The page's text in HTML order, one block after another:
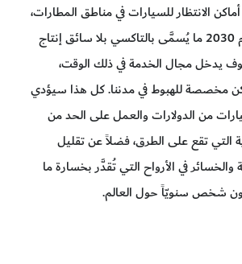
الانتظار للسيارات في مناطق المطارات،
سوف يظهر بحلول العام 2030 ما يُسمَّى بالتاكسي بلا سائق إنتاج
يدخل مجال الخدمة في ذلك الوقت،
مخصصة للهبوط في مدننا. كل هذا سيؤدي
من الدولارات والعمل على الحد من
التي تقع على الطرق، فضلاً عن تقليل
والخسائر في الأرواح التي تُقدَّر بخسارة ما